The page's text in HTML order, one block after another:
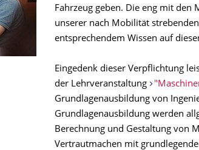
Fahrzeug geben. Die eng mit
unserer nach Mobilität
entsprechendem Wissen auf
Eingedenk dieser Verpflichtung
der Lehrveranstaltung
Grundlagenausbildung von
Grundlagenausbildung werden
Berechnung und Gestaltung von
Vertrautmachen mit